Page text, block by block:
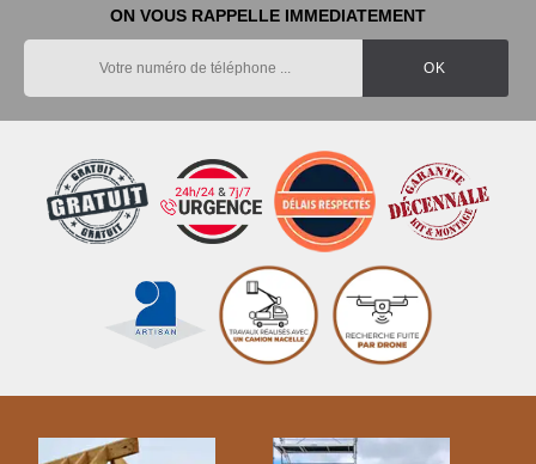
ON VOUS RAPPELLE IMMEDIATEMENT